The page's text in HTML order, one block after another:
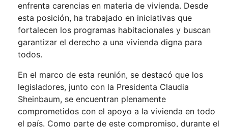
enfrenta carencias en materia de vivienda. Desde
esta posición, ha trabajado en iniciativas que
fortalecen los programas habitacionales y buscan
garantizar el derecho a una vivienda digna para
todos.
En el marco de esta reunión, se destacó que los
legisladores, junto con la Presidenta Claudia
Sheinbaum, se encuentran plenamente
comprometidos con el apoyo a la vivienda en todo
el país. Como parte de este compromiso, durante el